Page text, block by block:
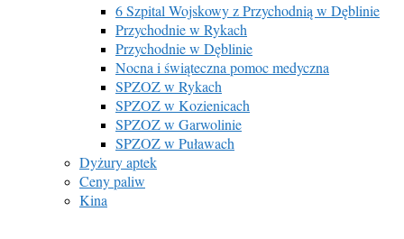
6 Szpital Wojskowy z Przychodnią w Dęblinie
Przychodnie w Rykach
Przychodnie w Dęblinie
Nocna i świąteczna pomoc medyczna
SPZOZ w Rykach
SPZOZ w Kozienicach
SPZOZ w Garwolinie
SPZOZ w Puławach
Dyżury aptek
Ceny paliw
Kina